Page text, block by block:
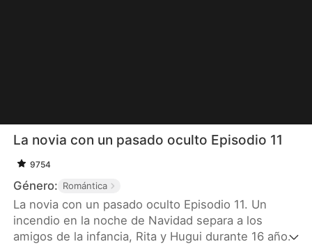
La novia con un pasado oculto Episodio 11
9754
Género: Romántica
La novia con un pasado oculto Episodio 11. Un
incendio en la noche de Navidad separa a los
amigos de la infancia, Rita y Hugui durante 16 años.